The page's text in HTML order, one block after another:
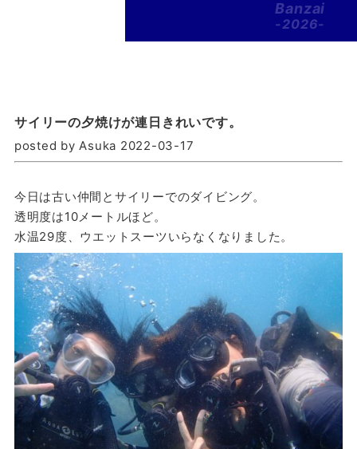
Banzai
-2026-
サイリーの夕焼けが連日きれいです。
posted by Asuka 2022-03-17
今日は古い仲間とサイリーでのダイビング。
透明度は10メートルほど。
水温29度、ウエットスーツいらなくなりました。